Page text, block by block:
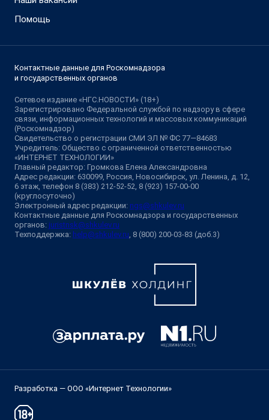
Помощь
Контактные данные для Роскомнадзора
и государственных органов
Сетевое издание «НГС.НОВОСТИ» (18+)
Зарегистрировано Федеральной службой по надзору в сфере
связи, информационных технологий и массовых коммуникаций
(Роскомнадзор)
Свидетельство о регистрации СМИ ЭЛ № ФС 77—84683
Учредитель: Общество с ограниченной ответственностью
«ИНТЕРНЕТ ТЕХНОЛОГИИ»
Главный редактор: Громкова Елена Александровна
Адрес редакции: 630099, Россия, Новосибирск, ул. Ленина, д. 12,
6 этаж, телефон 8 (383) 212-52-52, 8 (923) 157-00-00
(круглосуточно)
Электронный адрес редакции: ngs@shkulev.ru
Контактные данные для Роскомнадзора и государственных
органов: juristnsk@shkulev.ru
Техподдержка: help@shkulev.ru, 8 (800) 200-03-83 (доб.3)
Разработка — ООО «Интернет Технологии»